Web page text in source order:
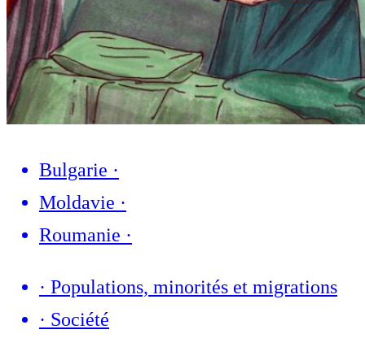
Bulgarie ·
Moldavie ·
Roumanie ·
· Populations, minorités et migrations
· Société